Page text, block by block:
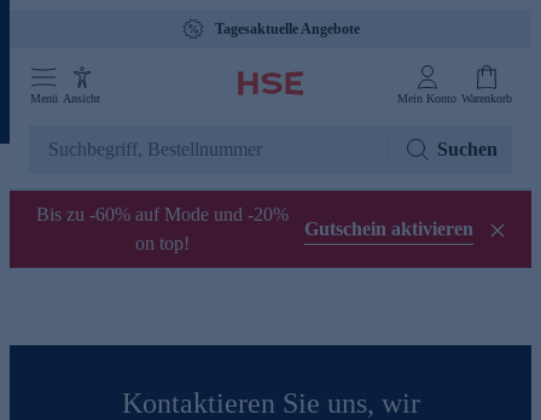
Tagesaktuelle Angebote
Menü Ansicht Mein Konto Warenkorb
Suchen
Bis zu -60% auf Mode und -20%
on top!
Gutschein aktivieren
Kontaktieren Sie uns, wir